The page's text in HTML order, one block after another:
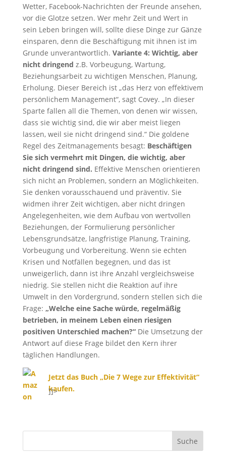
Wetter, Facebook-Nachrichten der Freunde ansehen,
vor die Glotze setzen. Wer mehr Zeit und Wert in
sein Leben bringen will, sollte diese Dinge zur Gänze
einsparen, denn die Beschäftigung mit ihnen ist im
Grunde unverantwortlich. Variante 4: Wichtig, aber
nicht dringend z.B. Vorbeugung, Wartung,
Beziehungsarbeit zu wichtigen Menschen, Planung,
Erholung. Dieser Bereich ist „das Herz von effektivem
persönlichem Management“, sagt Covey. „In dieser
Sparte fallen all die Themen, von denen wir wissen,
dass sie wichtig sind, die wir aber meist liegen
lassen, weil sie nicht dringend sind.“ Die goldene
Regel des Zeitmanagements besagt: Beschäftigen
Sie sich vermehrt mit Dingen, die wichtig, aber
nicht dringend sind. Effektive Menschen orientieren
sich nicht an Problemen, sondern an Möglichkeiten.
Sie denken vorausschauend und präventiv. Sie
widmen ihrer Zeit wichtigen, aber nicht dringen
Angelegenheiten, wie dem Aufbau von wertvollen
Beziehungen, der Formulierung persönlicher
Lebensgrundsätze, langfristige Planung, Training,
Vorbeugung und Vorbereitung. Wenn sie echten
Krisen und Notfällen begegnen, und das ist
unweigerlich, dann ist ihre Anzahl vergleichsweise
niedrig. Sie stellen nicht die Reaktion auf ihre
Umwelt in den Vordergrund, sondern stellen sich die
Frage: „Welche eine Sache würde, regelmäßig
betrieben, in meinem Leben einen riesigen
positiven Unterschied machen?“ Die Umsetzung der
Antwort auf diese Frage bildet den Kern ihrer
täglichen Handlungen.
Jetzt das Buch „Die 7 Wege zur Effektivität“
kaufen.
]]>